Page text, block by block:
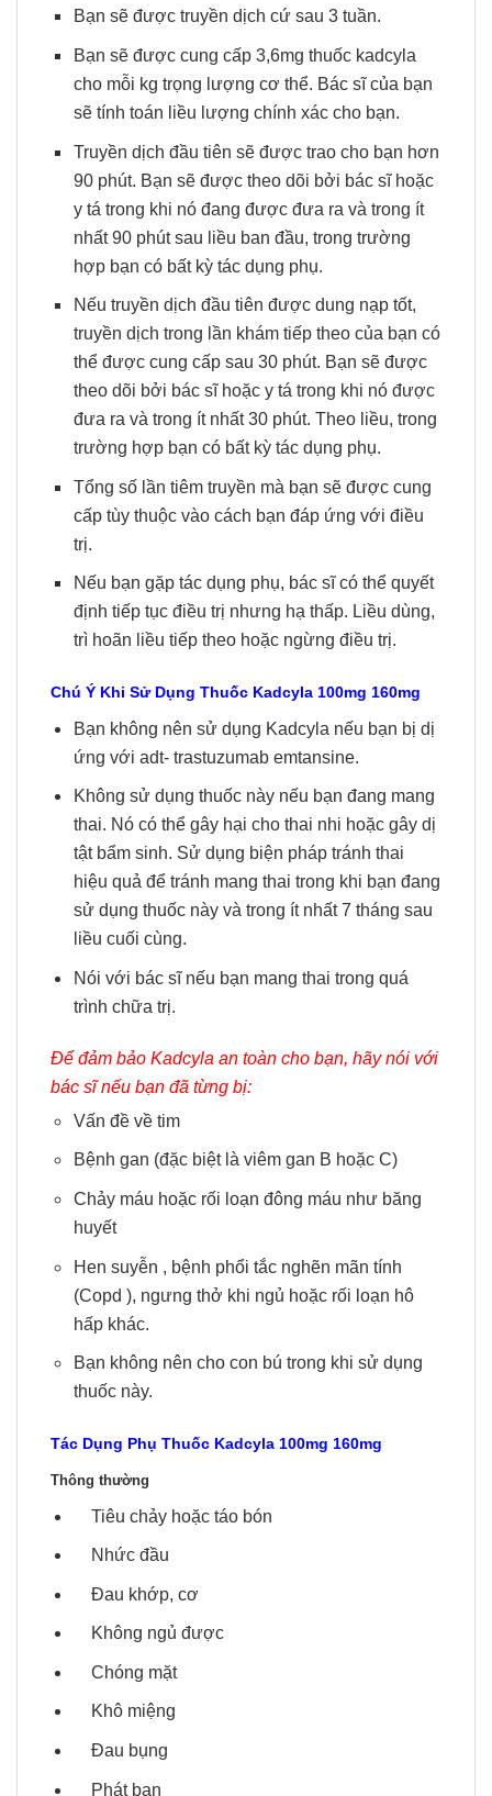
Bạn sẽ được truyền dịch cứ sau 3 tuần.
Bạn sẽ được cung cấp 3,6mg thuốc kadcyla
cho mỗi kg trọng lượng cơ thể. Bác sĩ của bạn
sẽ tính toán liều lượng chính xác cho bạn.
Truyền dịch đầu tiên sẽ được trao cho bạn hơn
90 phút. Bạn sẽ được theo dõi bởi bác sĩ hoặc
y tá trong khi nó đang được đưa ra và trong ít
nhất 90 phút sau liều ban đầu, trong trường
hợp bạn có bất kỳ tác dụng phụ.
Nếu truyền dịch đầu tiên được dung nạp tốt,
truyền dịch trong lần khám tiếp theo của bạn có
thể được cung cấp sau 30 phút. Bạn sẽ được
theo dõi bởi bác sĩ hoặc y tá trong khi nó được
đưa ra và trong ít nhất 30 phút. Theo liều, trong
trường hợp bạn có bất kỳ tác dụng phụ.
Tổng số lần tiêm truyền mà bạn sẽ được cung
cấp tùy thuộc vào cách bạn đáp ứng với điều
trị.
Nếu bạn gặp tác dụng phụ, bác sĩ có thể quyết
định tiếp tục điều trị nhưng hạ thấp. Liều dùng,
trì hoãn liều tiếp theo hoặc ngừng điều trị.
Chú Ý Khi Sử Dụng Thuốc Kadcyla 100mg 160mg
Bạn không nên sử dụng Kadcyla nếu bạn bị dị
ứng với adt- trastuzumab emtansine.
Không sử dụng thuốc này nếu bạn đang mang
thai. Nó có thể gây hại cho thai nhi hoặc gây dị
tật bẩm sinh. Sử dụng biện pháp tránh thai
hiệu quả để tránh mang thai trong khi bạn đang
sử dụng thuốc này và trong ít nhất 7 tháng sau
liều cuối cùng.
Nói với bác sĩ nếu bạn mang thai trong quá
trình chữa trị.
Để đảm bảo Kadcyla an toàn cho bạn, hãy nói với
bác sĩ nếu bạn đã từng bị:
Vấn đề về tim
Bệnh gan (đặc biệt là viêm gan B hoặc C)
Chảy máu hoặc rối loạn đông máu như băng
huyết
Hen suyễn , bệnh phổi tắc nghẽn mãn tính
(Copd ), ngưng thở khi ngủ hoặc rối loạn hô
hấp khác.
Bạn không nên cho con bú trong khi sử dụng
thuốc này.
Tác Dụng Phụ Thuốc Kadcyla 100mg 160mg
Thông thường
Tiêu chảy hoặc táo bón
Nhức đầu
Đau khớp, cơ
Không ngủ được
Chóng mặt
Khô miệng
Đau bụng
Phát ban